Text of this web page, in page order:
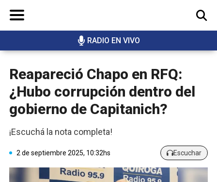
RADIO EN VIVO
BUSCAR
Reapareció Chapo en RFQ:
¿Hubo corrupción dentro del
gobierno de Capitanich?
¡Escuchá la nota completa!
2 de septiembre 2025, 10:32hs Escuchar